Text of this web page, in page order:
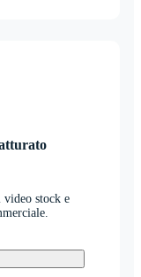
video stock e